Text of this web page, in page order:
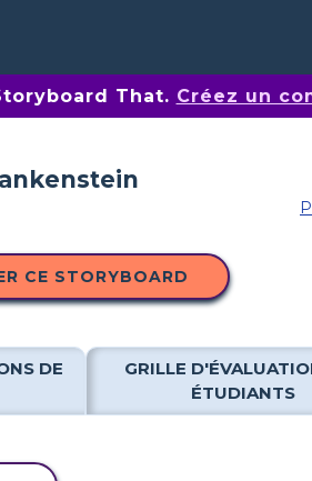
That. Créez un
CE STORYBOARD
DE
GRILLE
ÉTUDIANTS